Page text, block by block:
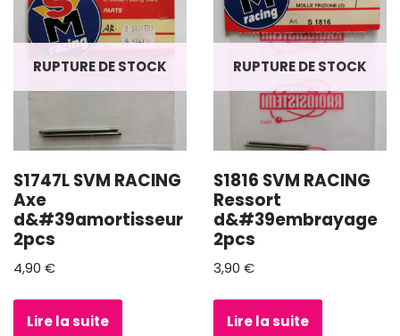
RUPTURE DE STOCK
S1747L SVM RACING
Axe
d&#39amortisseur
2pcs
4,90 €
Lire la suite
RUPTURE DE STOCK
S1816 SVM RACING
Ressort
d&#39embrayage
2pcs
3,90 €
Lire la suite